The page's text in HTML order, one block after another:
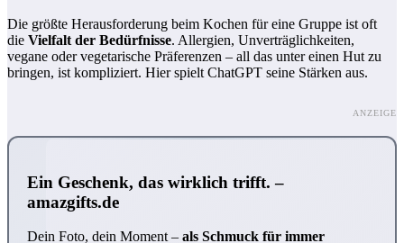
Die größte Herausforderung beim Kochen für eine Gruppe ist oft
die Vielfalt der Bedürfnisse. Allergien, Unverträglichkeiten,
vegane oder vegetarische Präferenzen – all das unter einen Hut zu
bringen, ist kompliziert. Hier spielt ChatGPT seine Stärken aus.
ANZEIGE
Ein Geschenk, das wirklich trifft. –
amazgifts.de
Dein Foto, dein Moment – als Schmuck für immer